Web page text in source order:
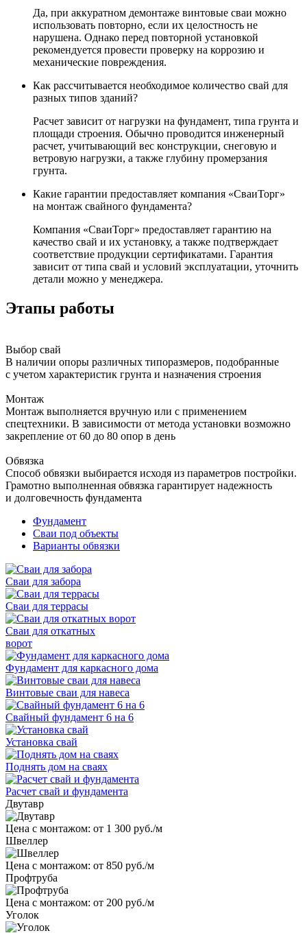
Да, при аккуратном демонтаже винтовые сваи можно
использовать повторно, если их целостность не
нарушена. Однако перед повторной установкой
рекомендуется провести проверку на коррозию и
механические повреждения.
Как рассчитывается необходимое количество свай для
разных типов зданий?
Расчет зависит от нагрузки на фундамент, типа грунта и
площади строения. Обычно проводится инженерный
расчет, учитывающий вес конструкции, снеговую и
ветровую нагрузки, а также глубину промерзания
грунта.
Какие гарантии предоставляет компания «СваиТорг»
на монтаж свайного фундамента?
Компания «СваиТорг» предоставляет гарантию на
качество свай и их установку, а также подтверждает
соответствие продукции сертификатами. Гарантия
зависит от типа свай и условий эксплуатации, уточнить
детали можно у менеджера.
Этапы работы
Выбор свай
В наличии опоры различных типоразмеров, подобранные
с учетом характеристик грунта и назначения строения
Монтаж
Монтаж выполняется вручную или с применением
спецтехники. В зависимости от метода установки возможно
закрепление от 60 до 80 опор в день
Обвязка
Способ обвязки выбирается исходя из параметров постройки.
Грамотно выполненная обвязка гарантирует надежность
и долговечность фундамента
Фундамент
Сваи под объекты
Варианты обвязки
Сваи для забора
Сваи для террасы
Сваи для откатных
ворот
Фундамент для каркасного дома
Винтовые сваи для навеса
Свайный фундамент 6 на 6
Установка свай
Поднять дом на сваях
Расчет свай и фундамента
Двутавр
Цена с монтажом: от 1 300 руб./м
Швеллер
Цена с монтажом: от 850 руб./м
Профтруба
Цена с монтажом: от 200 руб./м
Уголок